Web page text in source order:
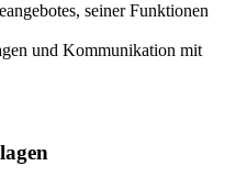
seiner Funktionen
und Kommunikation mit